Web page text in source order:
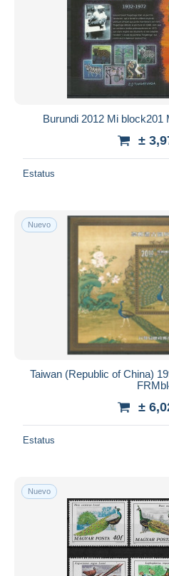
Burundi 2012 Mi block201
±
Estatus
Nuevo
Taiwan (Republic of China)
±
Estatus
Nuevo